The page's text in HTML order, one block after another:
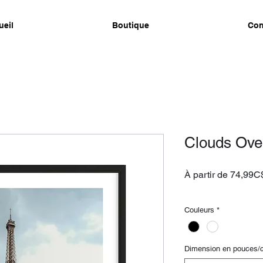
Boutique
Clouds
À partir de
Couleurs *
Dimension en pouces/